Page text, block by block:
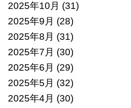
2025年10月 (31)
2025年9月 (28)
2025年8月 (31)
2025年7月 (30)
2025年6月 (29)
2025年5月 (32)
2025年4月 (30)